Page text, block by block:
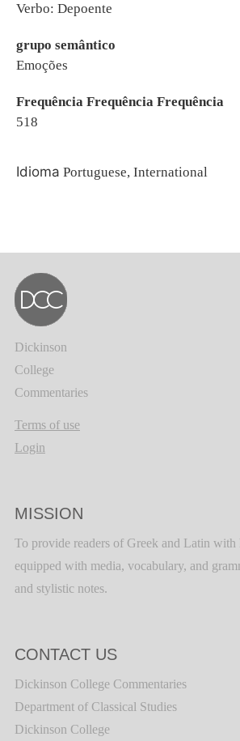
Verbo: Depoente
grupo semântico
Emoções
Frequência Frequência Frequência
518
Idioma Portuguese, International
Dickinson
College
Commentaries
Terms of use
Login
MISSION
To provide readers of Greek and Latin with
equipped with media, vocabulary, and
and stylistic notes.
CONTACT US
Dickinson College Commentaries
Department of Classical Studies
Dickinson College